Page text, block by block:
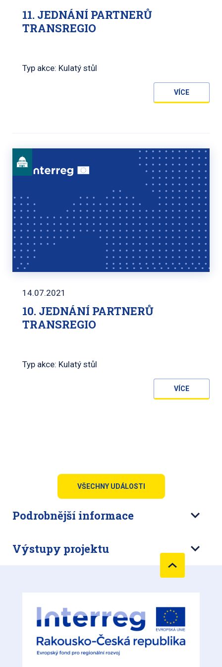
11. JEDNÁNÍ PARTNERŮ
TRANSREGIO
Typ akce: Kulatý stůl
VÍCE
14.07.2021
10. JEDNÁNÍ PARTNERŮ
TRANSREGIO
Typ akce: Kulatý stůl
VÍCE
VŠECHNY UDÁLOSTI
Podrobnější informace
Výstupy projektu